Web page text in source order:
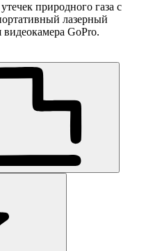
природного газа с
лазерный
GoPro.